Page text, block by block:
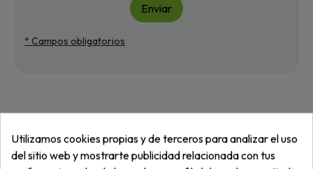
Enviar
* Campos obligatorios
Más de "Eléctrico"
Utilizamos cookies propias y de terceros para analizar el uso
del sitio web y mostrarte publicidad relacionada con tus